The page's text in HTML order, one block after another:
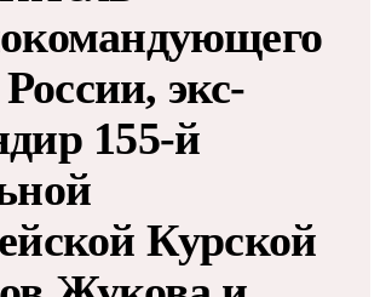
экс-
155-й
Курской